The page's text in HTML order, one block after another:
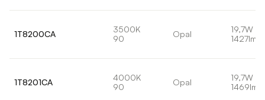
1T8200CA
3500K
90
Opal
19,7W
1427lm
1T8201CA
4000K
90
Opal
19,7W
1469lm